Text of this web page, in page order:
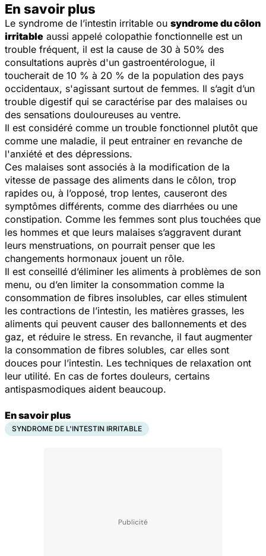
En savoir plus
Le syndrome de l’intestin irritable ou syndrome du côlon
irritable aussi appelé colopathie fonctionnelle est un
trouble fréquent, il est la cause de 30 à 50% des
consultations auprès d'un gastroentérologue, il
toucherait de 10 % à 20 % de la population des pays
occidentaux, s'agissant surtout de femmes. Il s’agit d’un
trouble digestif qui se caractérise par des malaises ou
des sensations douloureuses au ventre.
Il est considéré comme un trouble fonctionnel plutôt que
comme une maladie, il peut entrainer en revanche de
l'anxiété et des dépressions.
Ces malaises sont associés à la modification de la
vitesse de passage des aliments dans le côlon, trop
rapides ou, à l’opposé, trop lentes, causeront des
symptômes différents, comme des diarrhées ou une
constipation. Comme les femmes sont plus touchées que
les hommes et que leurs malaises s’aggravent durant
leurs menstruations, on pourrait penser que les
changements hormonaux jouent un rôle.
Il est conseillé d’éliminer les aliments à problèmes de son
menu, ou d’en limiter la consommation comme la
consommation de fibres insolubles, car elles stimulent
les contractions de l’intestin, les matières grasses, les
aliments qui peuvent causer des ballonnements et des
gaz, et réduire le stress. En revanche, il faut augmenter
la consommation de fibres solubles, car elles sont
douces pour l’intestin. Les techniques de relaxation ont
leur utilité. En cas de fortes douleurs, certains
antispasmodiques aident beaucoup.
En savoir plus
SYNDROME DE L'INTESTIN IRRITABLE